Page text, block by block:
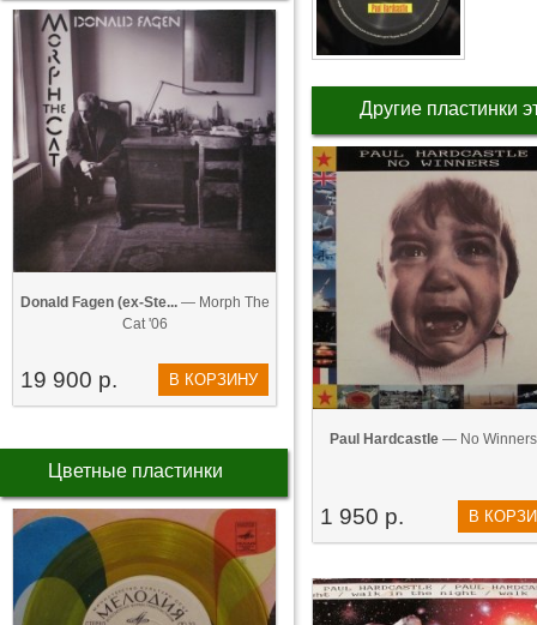
Donald Fagen (ex-Ste...— Morph The
Cat '06
19 900 р. В КОРЗИНУ
Цветные пластинки
Другие пластинки
Paul Hardcastle— No Winners
1 950 р. В